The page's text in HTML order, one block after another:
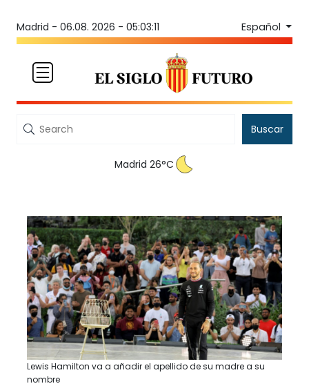
Madrid - 06.08. 2026 - 05:03:11 Español
Buscar
Madrid 26°C
Lewis Hamilton va a añadir el apellido de su madre a su
nombre